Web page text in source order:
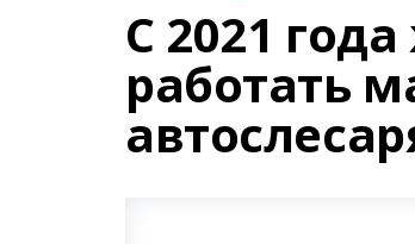
С 2021
работать